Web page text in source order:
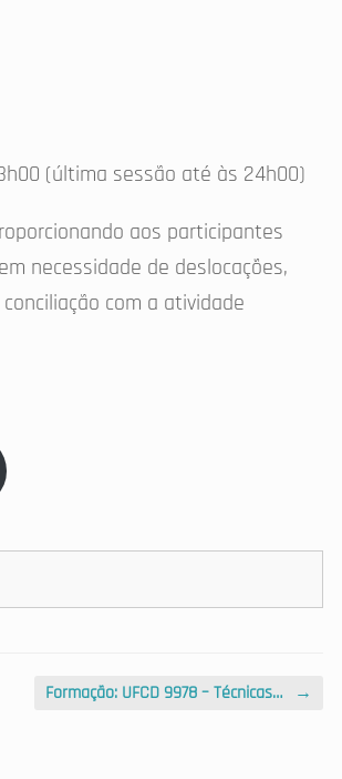
(última sessão até às 24h00)
aos participantes
necessidade de deslocações,
com a atividade
Formação: UFCD 9978 – Técnicas… →